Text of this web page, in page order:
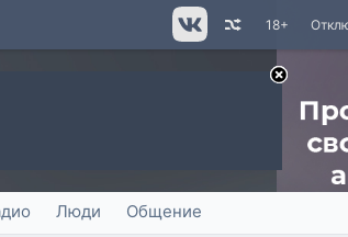
18+
Люди Общение